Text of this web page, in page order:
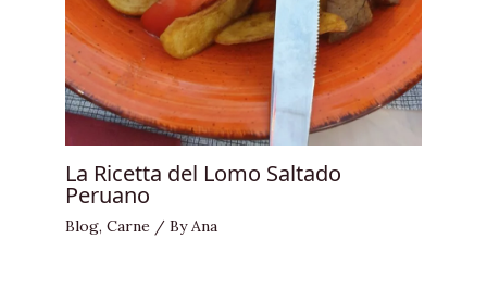
La Ricetta del Lomo Saltado
Peruano
Blog, Carne / ByAna